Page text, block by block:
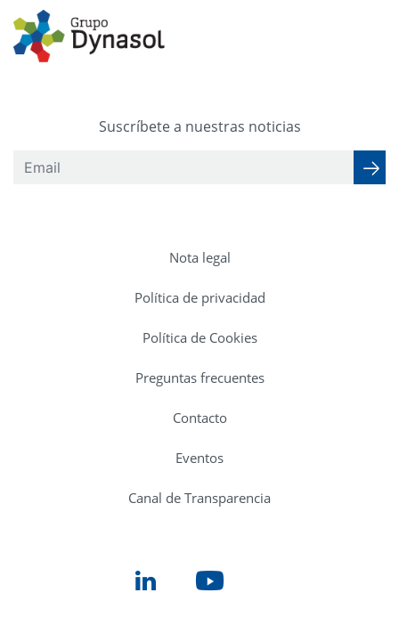
Suscríbete a nuestras noticias
Nota legal
Política de privacidad
Política de Cookies
Preguntas frecuentes
Contacto
Eventos
Canal de Transparencia